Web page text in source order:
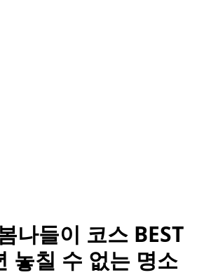
나들이 코스 BEST
놓칠 수 없는 명소